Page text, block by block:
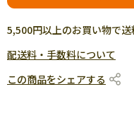
5,500円以上のお買い物で送
配送料・手数料について
この商品をシェアする